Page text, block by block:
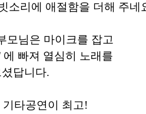
소리에 애절함을 더해 주네
모님은 마이크를 잡고
빠져 열심히 노래를
답니다.
타공연이 최고!